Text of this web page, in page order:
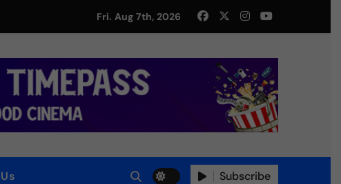
Fri. Aug 7th, 2026
Subscribe